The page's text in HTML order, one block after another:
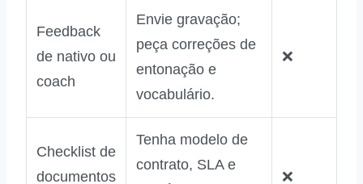
Feedback
de nativo ou
coach
Envie gravação;
peça correções de
entonação e
vocabulário.
❌
Checklist de
documentos
Tenha modelo de
contrato, SLA e
❌